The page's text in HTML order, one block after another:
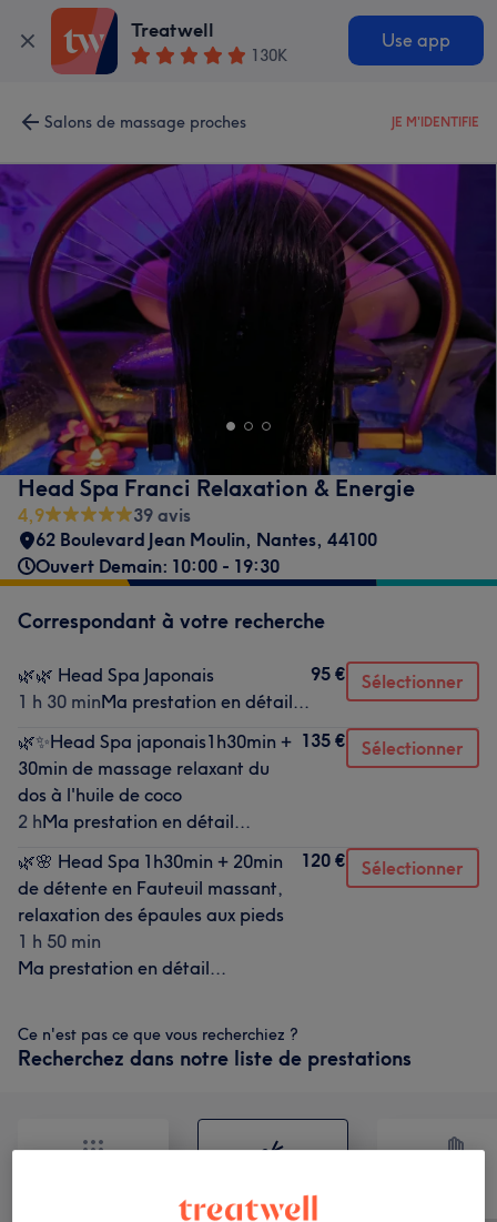
Treatwell
130K
Use app
Salons de massage proches JE M'IDENTIFIE
Head Spa Franci Relaxation & Energie
4,9
39 avis
62 Boulevard Jean Moulin, Nantes, 44100
Ouvert Demain: 10:00 - 19:30
Correspondant à votre recherche
🌿🌿 Head Spa Japonais
1 h 30 minMa prestation en détail...
95 € Sélectionner
🌿✨Head Spa japonais1h30min +
30min de massage relaxant du
dos à l'huile de coco
2 hMa prestation en détail...
135 € Sélectionner
🌿🌸 Head Spa 1h30min + 20min
de détente en Fauteuil massant,
relaxation des épaules aux pieds
1 h 50 min
Ma prestation en détail...
120 € Sélectionner
Ce n'est pas ce que vous recherchiez ?
Recherchez dans notre liste de prestations